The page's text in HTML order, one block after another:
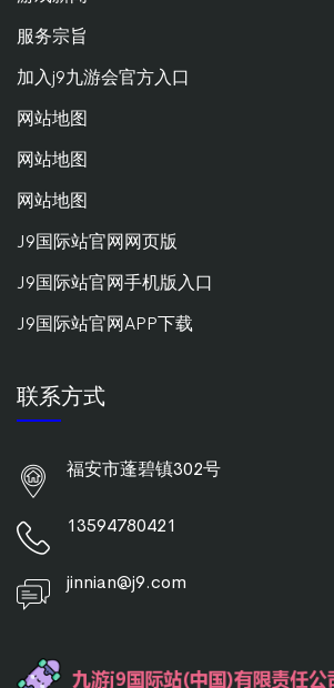
服务宗旨
加入j9九游会官方入口
网站地图
网站地图
网站地图
J9国际站官网网页版
J9国际站官网手机版入口
J9国际站官网APP下载
联系方式
福安市蓬碧镇302号
13594780421
jinnian@j9.com